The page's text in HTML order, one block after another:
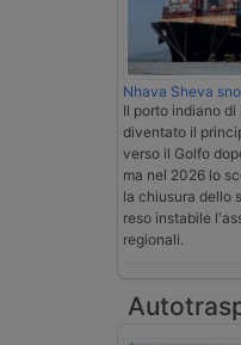
Nhava Sheva
Il porto indiano
diventato il
verso il Golfo
ma nel 2026 lo
la chiusura dello
reso instabile
regionali.